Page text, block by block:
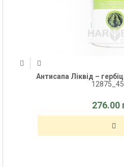
Антисапа Ліквід –
276.00